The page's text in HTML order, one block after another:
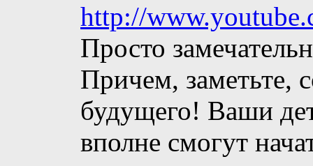
http://
Просто
Причем, заметьте,
будущего! Ваши
вполне смогут